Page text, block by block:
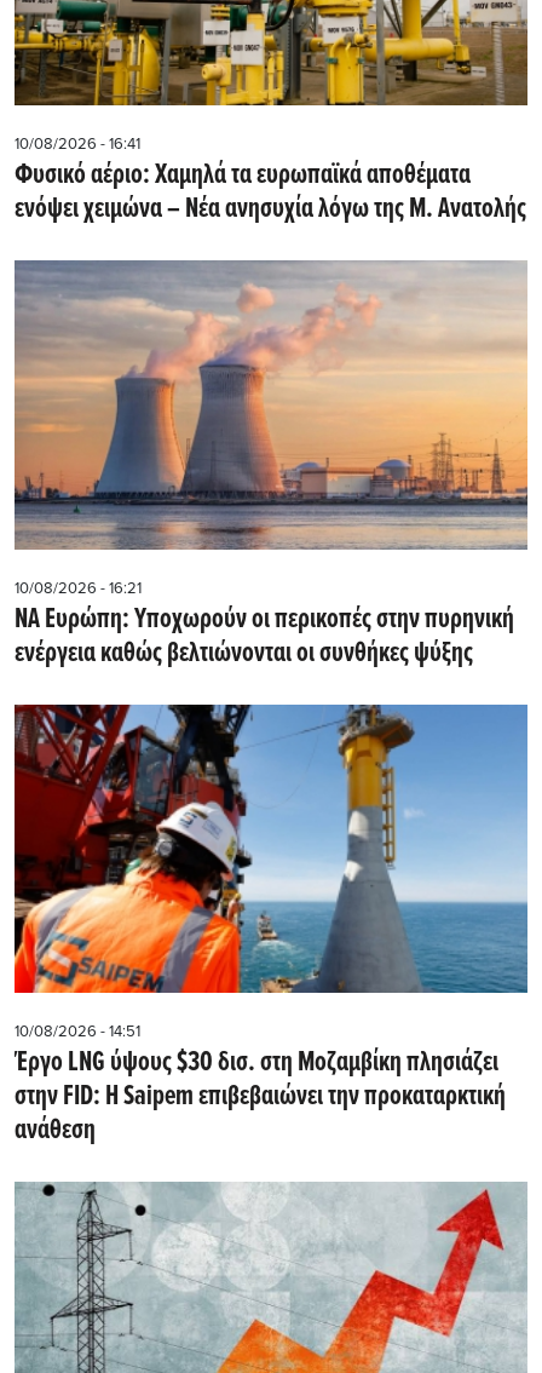
10/08/2026 - 16:41
Φυσικό αέριο: Χαμηλά τα ευρωπαϊκά αποθέματα
ενόψει χειμώνα – Νέα ανησυχία λόγω της Μ. Ανατολής
10/08/2026 - 16:21
ΝΑ Ευρώπη: Υποχωρούν οι περικοπές στην πυρηνική
ενέργεια καθώς βελτιώνονται οι συνθήκες ψύξης
10/08/2026 - 14:51
Έργο LNG ύψους $30 δισ. στη Μοζαμβίκη πλησιάζει
στην FID: Η Saipem επιβεβαιώνει την προκαταρκτική
ανάθεση